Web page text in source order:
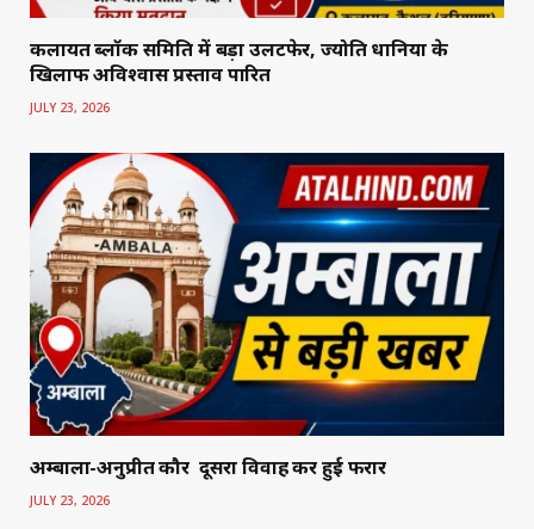
कलायत ब्लॉक समिति में बड़ा उलटफेर, ज्योति धानिया के
खिलाफ अविश्वास प्रस्ताव पारित
JULY 23, 2026
अम्बाला-अनुप्रीत कौर दूसरा विवाह कर हुई फरार
JULY 23, 2026